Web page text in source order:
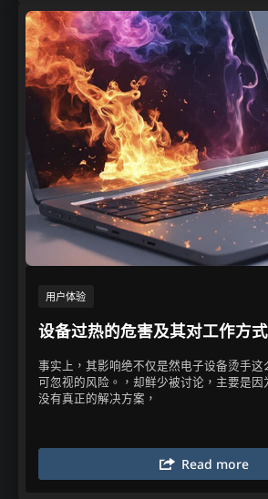
用户体验​
设备过热的危害及其对工作方
事实上，其影响绝不仅是然电子设备烫手这
可忽视的风险。，却鲜少被讨论，主要是因
没有真正的解决方案，​
Read more